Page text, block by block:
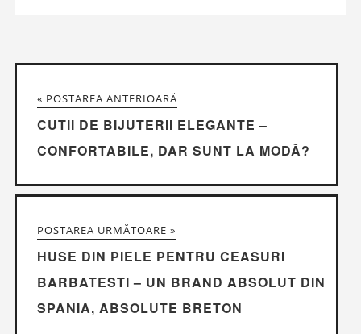
« POSTAREA ANTERIOARĂ
CUTII DE BIJUTERII ELEGANTE –
CONFORTABILE, DAR SUNT LA MODĂ?
POSTAREA URMĂTOARE »
HUSE DIN PIELE PENTRU CEASURI
BARBATESTI – UN BRAND ABSOLUT DIN
SPANIA, ABSOLUTE BRETON